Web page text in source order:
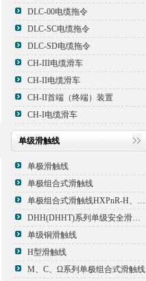
DLC-00电缆拖令
DLC-SC电缆拖令
DLC-SD电缆拖令
CH-III电缆滑车
CH-II电缆滑车
CH-II首端（终端）装置
CH-I电缆滑车
单级滑触线
单极滑触线
单极组合式滑触线
单极组合式滑触线HXPnR-H、HXPnR-H8 、HXPnR-HT
DHH(DHHT)系列单级安全滑触线
单级铜滑触线
H型滑触线
M、C、Ω系列单极组合式滑触线